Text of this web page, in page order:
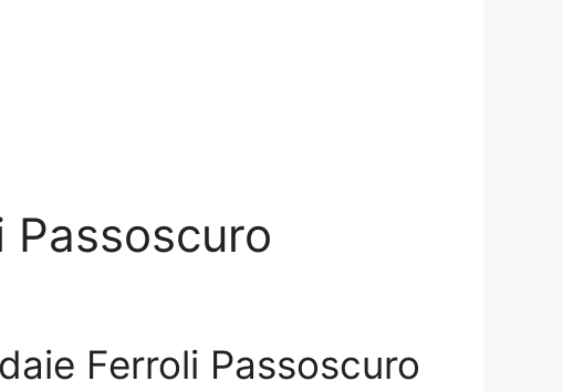
Passoscuro
Ferroli Passoscuro